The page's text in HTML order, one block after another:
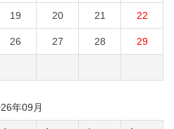
19 20 21 22
26 27 28 29
年09月